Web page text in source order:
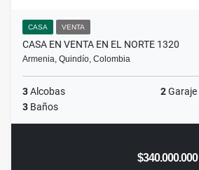
CASA VENTA
CASA EN VENTA EN EL NORTE 1320
Armenia, Quindío, Colombia
3Alcobas 2Garaje
3 Baños
$340.000.000